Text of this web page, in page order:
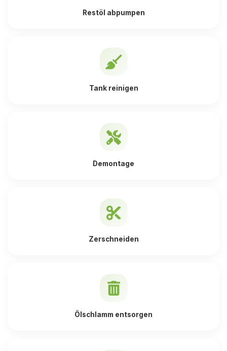
Restöl abpumpen
Tank reinigen
Demontage
Zerschneiden
Ölschlamm entsorgen